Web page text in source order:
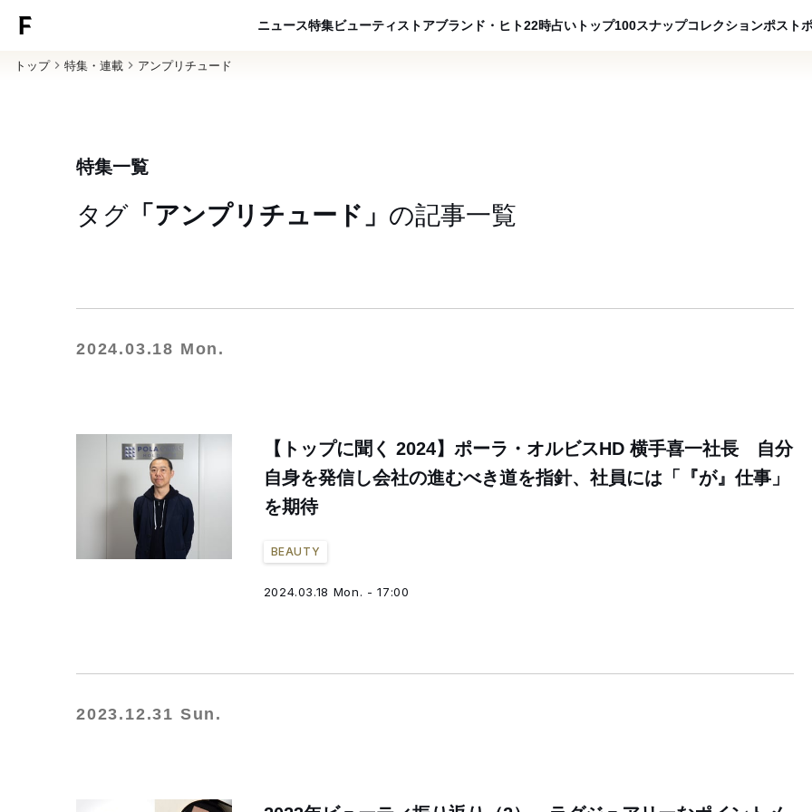
ニュース特集ビューティ ストアブランド・ヒト22時占い トップ100スナップコレクションポスト
トップ 特集・連載 アンプリチュード
特集一覧
タグ 「アンプリチュード」 の記事一覧
2024.03.18 Mon.
【トップに聞く 2024】ポーラ・オルビスHD 横手喜一社長 自分
自身を発信し会社の進むべき道を指針、社員には「『が』仕事」
を期待
BEAUTY
2024.03.18 Mon. - 17:00
2023.12.31 Sun.